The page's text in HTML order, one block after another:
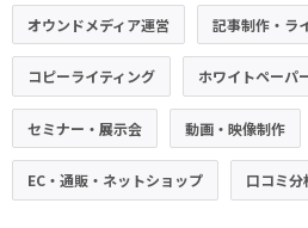
オウンドメディア運営 記事制作・ラ
コピーライティング ホワイトペーパ
セミナー・展示会 動画・映像制作
EC・通販・ネットショップ 口コミ